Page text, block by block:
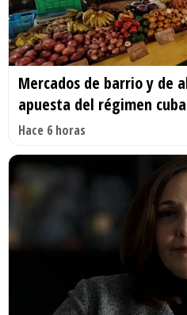
Mercados de barrio y de
apuesta del régimen
Hace 6 horas